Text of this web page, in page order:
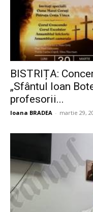
BISTRIȚA:
„Sfântul Ioan
profesorii...
Ioana BRADEA - martie 29,